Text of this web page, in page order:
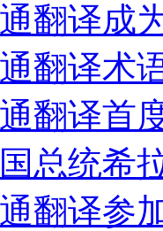
翻译成
翻译术
翻译首
总统希
翻译参